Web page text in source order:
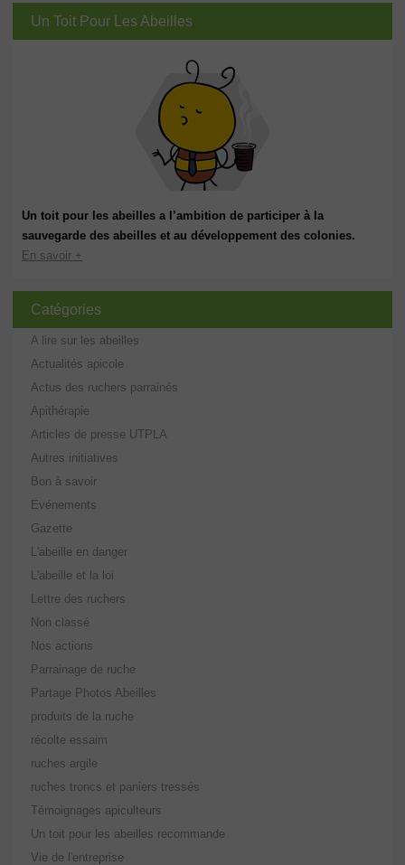
Un Toit Pour Les Abeilles
Un toit pour les abeilles a l’ambition de participer à la
sauvegarde des abeilles et au développement des colonies.
En savoir +
Catégories
A lire sur les abeilles
Actualités apicole
Actus des ruchers parrainés
Apithérapie
Articles de presse UTPLA
Autres initiatives
Bon à savoir
Evénements
Gazette
L'abeille en danger
L'abeille et la loi
Lettre des ruchers
Non classé
Nos actions
Parrainage de ruche
Partage Photos Abeilles
produits de la ruche
récolte essaim
ruches argile
ruches troncs et paniers tressés
Témoignages apiculteurs
Un toit pour les abeilles recommande
Vie de l'entreprise